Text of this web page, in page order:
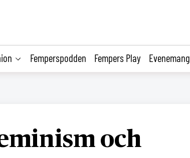
Femperspodden Fempers Play Evenemang
och